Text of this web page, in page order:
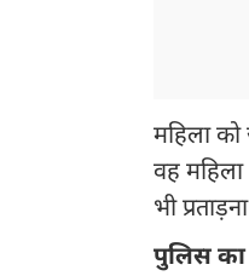
महिला
वह
भी
पुलिस